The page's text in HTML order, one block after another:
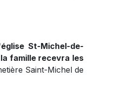
St-Michel-de-
famille recevra les
Saint-Michel de